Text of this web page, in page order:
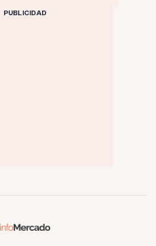
PUBLICIDAD